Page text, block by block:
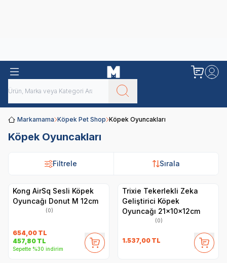
Markamama Köpek Pet Shop Köpek Oyuncakları
Köpek Oyuncakları
Filtrele Sırala
Kong AirSq Sesli Köpek
Oyuncağı Donut M 12cm
(0)
654,00 TL
457,80 TL
Sepette %30 indirim
Trixie Tekerlekli Zeka
Geliştirici Köpek
Oyuncağı 21x10x12cm
(0)
1.537,00 TL